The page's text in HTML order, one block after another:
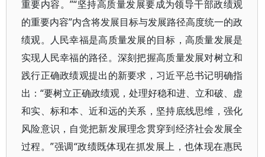
重要内容。”“坚持高质量发展要成为领导干部政绩观
的重要内容”内含将发展目标与发展路径高度统一的政
绩观。人民幸福是高质量发展的目标，高质量发展是
实现人民幸福的路径。深刻把握高质量发展对树立和
践行正确政绩观提出的新要求，习近平总书记明确指
出：“要树立正确政绩观，处理好稳和进、立和破、虚
和实、标和本、近和远的关系，坚持底线思维，强化
风险意识，自觉把新发展理念贯穿到经济社会发展全
过程。”强调“政绩既体现在抓发展上，也体现在惠民